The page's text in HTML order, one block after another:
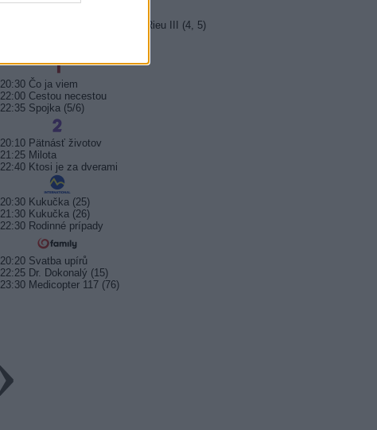
20:05 Vítejte ve světě Andrého Rieu III (4, 5)
20:30 Čo ja viem
22:00 Cestou necestou
22:35 Spojka (5/6)
20:10 Pätnásť životov
21:25 Milota
22:40 Ktosi je za dverami
20:30 Kukučka (25)
21:30 Kukučka (26)
22:30 Rodinné prípady
20:20 Svatba upírů
22:25 Dr. Dokonalý (15)
23:30 Medicopter 117 (76)